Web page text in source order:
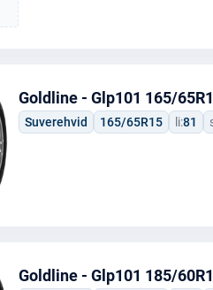
Goldline - Glp101 165/
Suverehvid 165/65R15 li:81
Goldline - Glp101 185/